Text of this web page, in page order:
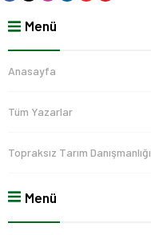
Menü
Anasayfa
Tüm Yazarlar
Topraksız Tarım Danışmanlığı
Menü